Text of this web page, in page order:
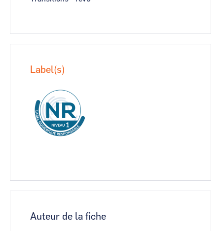
Label(s)
Auteur de la fiche